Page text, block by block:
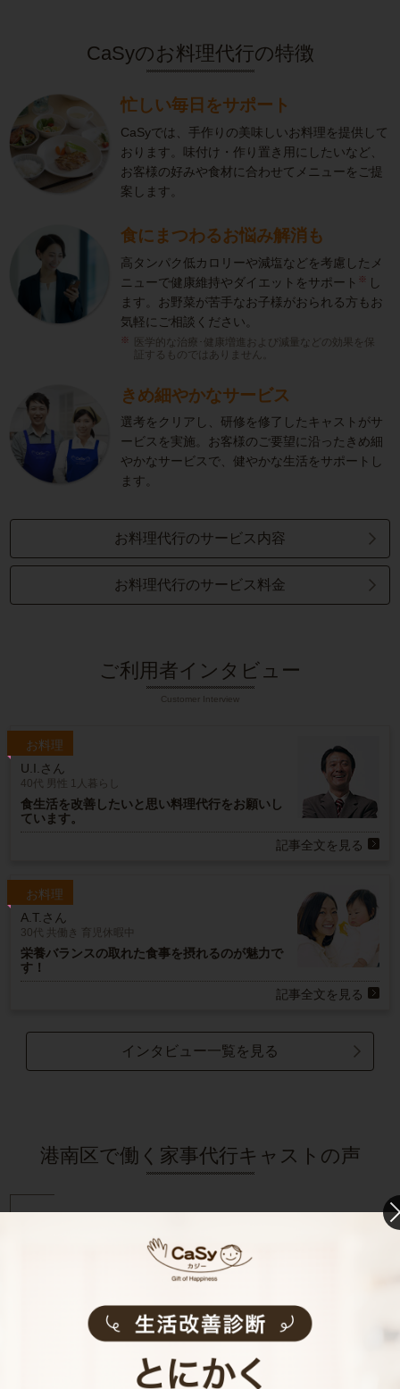
CaSyのお料理代行の特徴
忙しい毎日をサポート
CaSyでは、手作りの美味しいお料理を提供して
おります。味付け・作り置き用にしたいなど、
お客様の好みや食材に合わせてメニューをご提
案します。
食にまつわるお悩み解消も
高タンパク低カロリーや減塩などを考慮したメ
ニューで健康維持やダイエットをサポート ※ し
ます。お野菜が苦手なお子様がおられる方もお
気軽にご相談ください。
医学的な治療･健康増進および減量などの効果を保
証するものではありません。
きめ細やかなサービス
選考をクリアし、研修を修了したキャストがサ
ービスを実施。お客様のご要望に沿ったきめ細
やかなサービスで、健やかな生活をサポートし
ます。
お料理代行のサービス内容
お料理代行のサービス料金
ご利用者インタビュー
Customer Interview
お料理
U.I.さん
40代 男性 1人暮らし
食生活を改善したいと思い料理代行をお願いし
ています。
記事全文を見る
お料理
A.T.さん
30代 共働き 育児休暇中
栄養バランスの取れた食事を摂れるのが魅力で
す！
記事全文を見る
インタビュー一覧を見る
港南区で働く家事代行キャストの声
家事代行キャストAさん (家事歴20年)
鶏肉、豚肉料理、野菜を使った副菜、和食と洋食の家庭料理
が得意です。
食材の無駄を最小限にする事、時間内でよりお客様が満足で